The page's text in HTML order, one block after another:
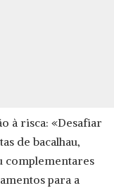
à risca: «Desafiar
de bacalhau,
complementares
para a